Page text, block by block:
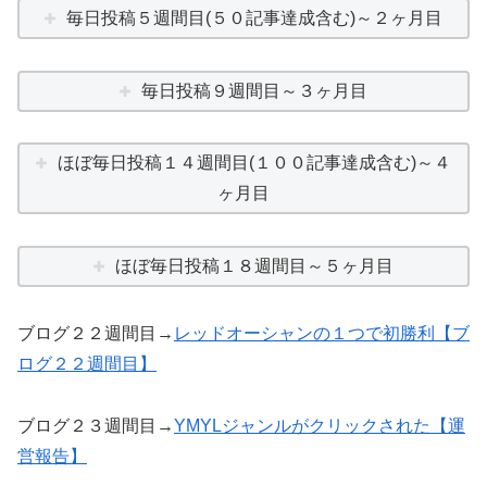
毎日投稿５週間目(５０記事達成含む)～２ヶ月目
毎日投稿９週間目～３ヶ月目
ほぼ毎日投稿１４週間目(１００記事達成含む)～４
ヶ月目
ほぼ毎日投稿１８週間目～５ヶ月目
ブログ２２週間目→ レッドオーシャンの１つで初勝利【ブ
ログ２２週間目】
ブログ２３週間目→YMYLジャンルがクリックされた【運
営報告】